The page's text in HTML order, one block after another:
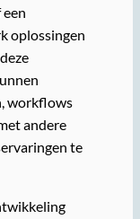
oplossingen
workflows
andere
te